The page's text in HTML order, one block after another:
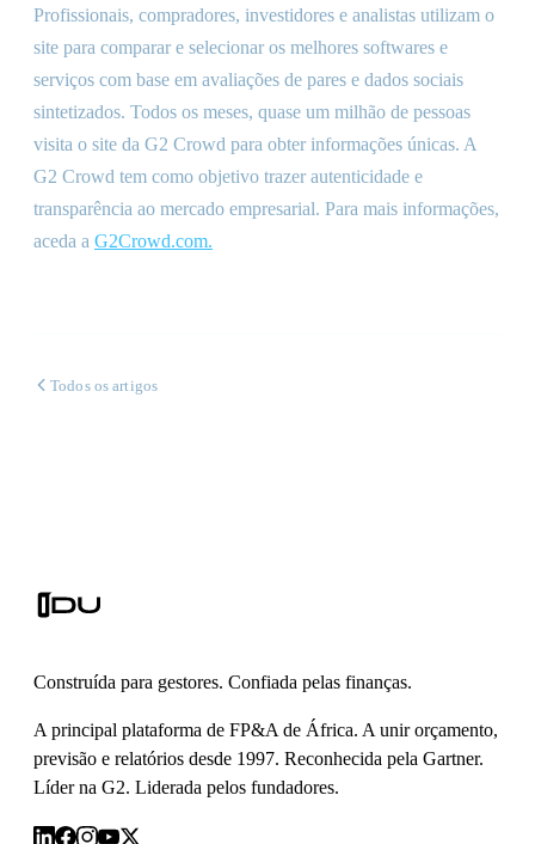
Profissionais, compradores, investidores e analistas utilizam o
site para comparar e selecionar os melhores softwares e
serviços com base em avaliações de pares e dados sociais
sintetizados. Todos os meses, quase um milhão de pessoas
visita o site da G2 Crowd para obter informações únicas. A
G2 Crowd tem como objetivo trazer autenticidade e
transparência ao mercado empresarial. Para mais informações,
aceda a G2Crowd.com.
Todos os artigos
Construída para gestores. Confiada pelas finanças.
A principal plataforma de FP&A de África. A unir orçamento,
previsão e relatórios desde 1997. Reconhecida pela Gartner.
Líder na G2. Liderada pelos fundadores.